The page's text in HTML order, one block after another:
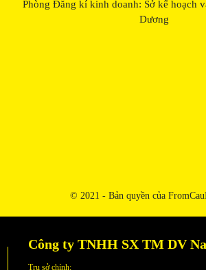
Phòng Đăng kí kinh doanh: Sở kế hoạch
Dương
© 2021 - Bản quyền của
Công ty TNHH SX TM DV
Trụ sở chính: